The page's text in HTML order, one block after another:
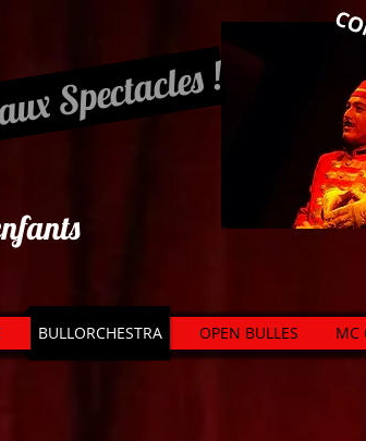
Spectacles !
BULLORCHESTRA OPEN BULLES MC